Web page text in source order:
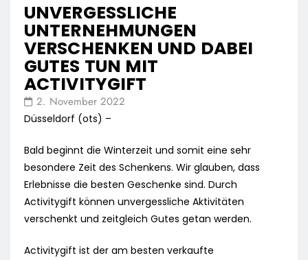
UNVERGESSLICHE
UNTERNEHMUNGEN
VERSCHENKEN UND DABEI
GUTES TUN MIT
ACTIVITYGIFT
2. November 2022
Düsseldorf (ots) –
Bald beginnt die Winterzeit und somit eine sehr
besondere Zeit des Schenkens. Wir glauben, dass
Erlebnisse die besten Geschenke sind. Durch
Activitygift können unvergessliche Aktivitäten
verschenkt und zeitgleich Gutes getan werden.
Activitygift ist der am besten verkaufte